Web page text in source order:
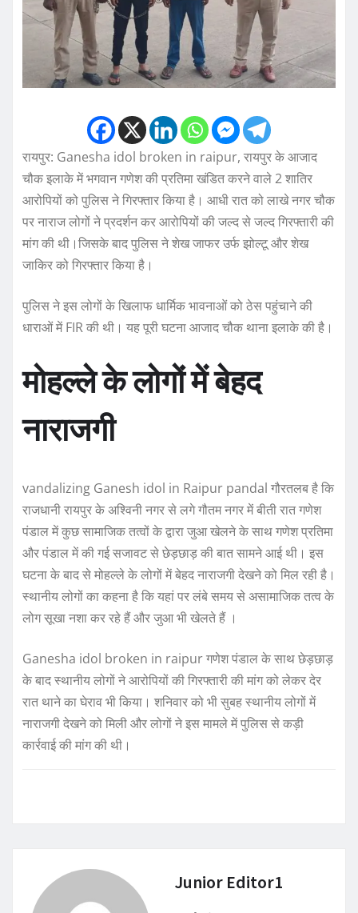
रायपुर: Ganesha idol broken in raipur, रायपुर के आजाद
चौक इलाके में भगवान गणेश की प्रतिमा खंडित करने वाले 2 शातिर
आरोपियों को पुलिस ने गिरफ्तार किया है। आधी रात को लाखे नगर चौक
पर नाराज लोगों ने प्रदर्शन कर आरोपियों की जल्द से जल्द गिरफ्तारी की
मांग की थी।जिसके बाद पुलिस ने शेख जाफर उर्फ झोल्टू और शेख
जाकिर को गिरफ्तार किया है।
पुलिस ने इस लोगों के खिलाफ धार्मिक भावनाओं को ठेस पहुंचाने की
धाराओं में FIR की थी। यह पूरी घटना आजाद चौक थाना इलाके की है।
मोहल्ले के लोगों में बेहद
नाराजगी
vandalizing Ganesh idol in Raipur pandal गौरतलब है कि
राजधानी रायपुर के अश्विनी नगर से लगे गौतम नगर में बीती रात गणेश
पंडाल में कुछ सामाजिक तत्वों के द्वारा जुआ खेलने के साथ गणेश प्रतिमा
और पंडाल में की गई सजावट से छेड़छाड़ की बात सामने आई थी। इस
घटना के बाद से मोहल्ले के लोगों में बेहद नाराजगी देखने को मिल रही है।
स्थानीय लोगों का कहना है कि यहां पर लंबे समय से असामाजिक तत्व के
लोग सूखा नशा कर रहे हैं और जुआ भी खेलते हैं ।
Ganesha idol broken in raipur गणेश पंडाल के साथ छेड़छाड़
के बाद स्थानीय लोगों ने आरोपियों की गिरफ्तारी की मांग को लेकर देर
रात थाने का घेराव भी किया। शनिवार को भी सुबह स्थानीय लोगों में
नाराजगी देखने को मिली और लोगों ने इस मामले में पुलिस से कड़ी
कार्रवाई की मांग की थी।
Junior Editor1